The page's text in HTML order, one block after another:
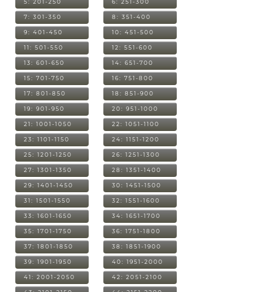
5: 201-250 6: 251-300
7: 301-350 8: 351-400
9: 401-450 10: 451-500
11: 501-550 12: 551-600
13: 601-650 14: 651-700
15: 701-750 16: 751-800
17: 801-850 18: 851-900
19: 901-950 20: 951-1000
21: 1001-1050 22: 1051-1100
23: 1101-1150 24: 1151-1200
25: 1201-1250 26: 1251-1300
27: 1301-1350 28: 1351-1400
29: 1401-1450 30: 1451-1500
31: 1501-1550 32: 1551-1600
33: 1601-1650 34: 1651-1700
35: 1701-1750 36: 1751-1800
37: 1801-1850 38: 1851-1900
39: 1901-1950 40: 1951-2000
41: 2001-2050 42: 2051-2100